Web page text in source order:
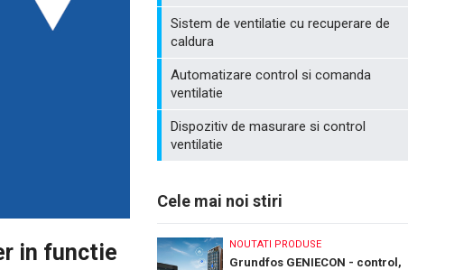
in functie
Sistem de ventilatie cu recuperare de
caldura
Automatizare control si comanda
ventilatie
Dispozitiv de masurare si control
ventilatie
Cele mai noi stiri
NOUTATI PRODUSE
Grundfos GENIECON - control,